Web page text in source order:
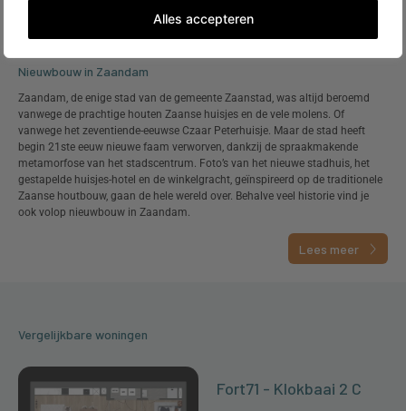
Alles accepteren
Nieuwbouw in Zaandam
Zaandam, de enige stad van de gemeente Zaanstad, was altijd beroemd
vanwege de prachtige houten Zaanse huisjes en de vele molens. Of
vanwege het zeventiende-eeuwse Czaar Peterhuisje. Maar de stad heeft
begin 21ste eeuw nieuwe faam verworven, dankzij de spraakmakende
metamorfose van het stadscentrum. Foto’s van het nieuwe stadhuis, het
gestapelde huisjes-hotel en de winkelgracht, geïnspireerd op de traditionele
Zaanse houtbouw, gaan de hele wereld over. Behalve veel historie vind je
ook volop nieuwbouw in Zaandam.
Lees meer
Vergelijkbare woningen
Fort71 - Klokbaai 2 C